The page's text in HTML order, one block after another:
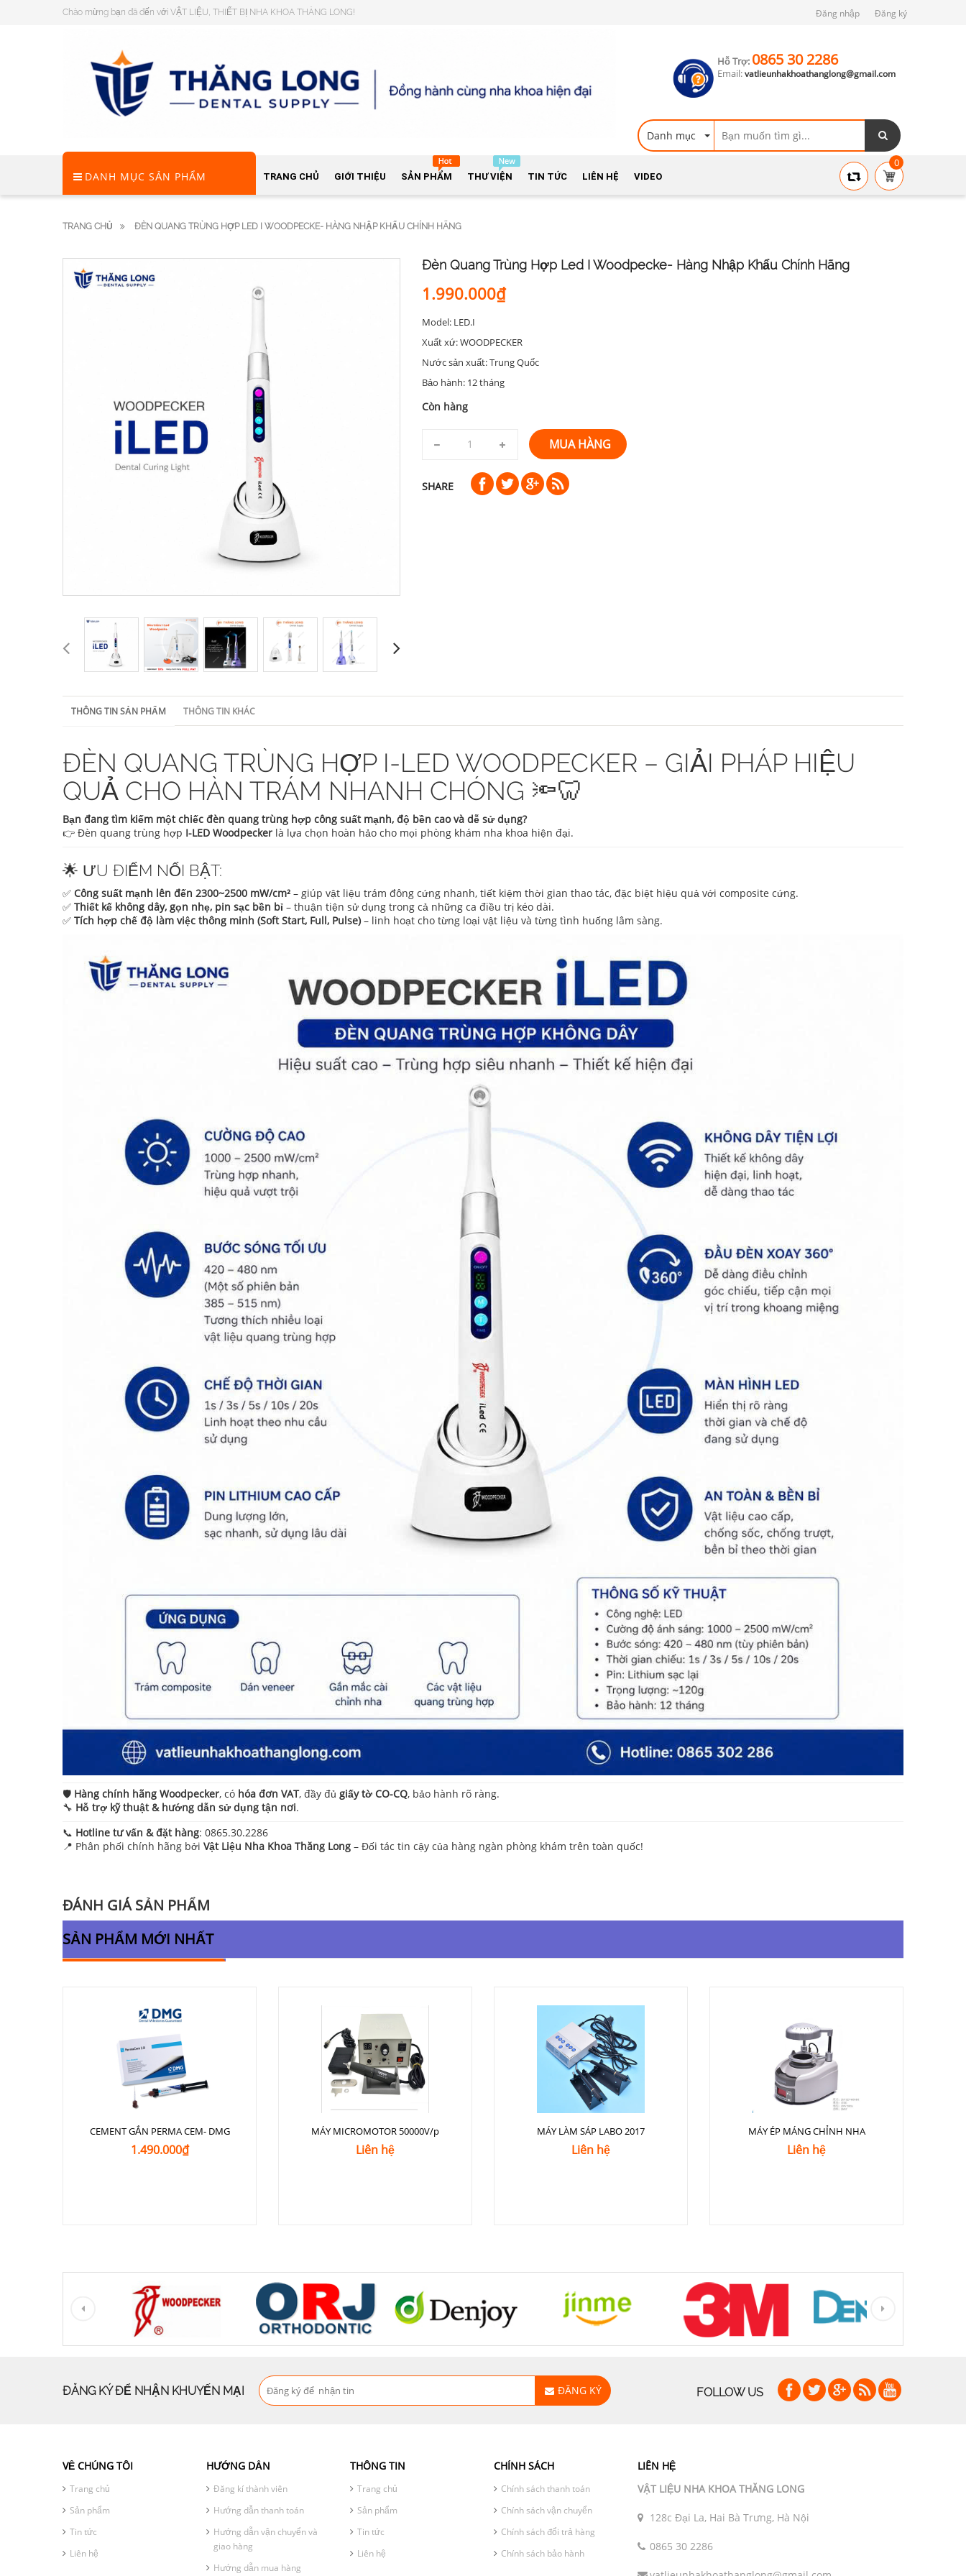
Chào mừng bạn đã đến với VẬT LIỆU, THIẾT BỊ NHA KHOA THĂNG LONG! Đăng nhập Đăng ký
Hỗ Trợ: 0865 30 2286
Email:vatlieunhakhoathanglong@gmail.com
Danh mục
DANH MỤC SẢN PHẨM TRANG CHỦ GIỚI THIỆU SẢN PHẨM THƯ VIỆN TIN TỨC LIÊN HỆ VIDEO
0
TRANG CHỦ ĐÈN QUANG TRÙNG HỢP LED I WOODPECKE- HÀNG NHẬP KHẨU CHÍNH HÃNG
Đèn Quang Trùng Hợp Led I Woodpecke- Hàng Nhập Khẩu Chính Hãng
1.990.000₫
Model: LED.I
Xuất xứ: WOODPECKER
Nước sản xuất: Trung Quốc
Bảo hành: 12 tháng
Còn hàng
MUA HÀNG
SHARE
THÔNG TIN SẢN PHẨM THÔNG TIN KHÁC
ĐÈN QUANG TRÙNG HỢP I-LED WOODPECKER – GIẢI PHÁP HIỆU
QUẢ CHO HÀN TRÁM NHANH CHÓNG 🔦🦷
Bạn đang tìm kiếm một chiếc đèn quang trùng hợp công suất mạnh, độ bền cao và dễ sử dụng?
👉 Đèn quang trùng hợp I-LED Woodpecker là lựa chọn hoàn hảo cho mọi phòng khám nha khoa hiện đại.
🌟 ƯU ĐIỂM NỔI BẬT:
✅ Công suất mạnh lên đến 2300~2500 mW/cm² – giúp vật liệu trám đông cứng nhanh, tiết kiệm thời gian thao tác, đặc biệt hiệu quả với composite cứng.
✅ Thiết kế không dây, gọn nhẹ, pin sạc bền bỉ – thuận tiện sử dụng trong cả những ca điều trị kéo dài.
✅ Tích hợp chế độ làm việc thông minh (Soft Start, Full, Pulse)– linh hoạt cho từng loại vật liệu và từng tình huống lâm sàng.
🛡️ Hàng chính hãng Woodpecker, có hóa đơn VAT, đầy đủ giấy tờ CO-CQ, bảo hành rõ ràng.
🔧 Hỗ trợ kỹ thuật & hướng dẫn sử dụng tận nơi.
📞 Hotline tư vấn & đặt hàng: 0865.30.2286
📍 Phân phối chính hãng bởi Vật Liệu Nha Khoa Thăng Long – Đối tác tin cậy của hàng ngàn phòng khám trên toàn quốc!
ĐÁNH GIÁ SẢN PHẨM
SẢN PHẨM MỚI NHẤT
CEMENT GẮN PERMA CEM- DMG
1.490.000₫
MÁY MICROMOTOR 50000V/p
Liên hệ
MÁY LÀM SÁP LABO 2017
Liên hệ
MÁY ÉP MÁNG CHỈNH NHA
Liên hệ
ĐĂNG KÝ ĐỂ NHẬN KHUYẾN MẠI ĐĂNG KÝ FOLLOW US
VỀ CHÚNG TÔI
Trang chủ
Sản phẩm
Tin tức
Liên hệ
HƯỚNG DẪN
Đăng kí thành viên
Hướng dẫn thanh toán
Hướng dẫn vận chuyển và
giao hàng
Hướng dẫn mua hàng
THÔNG TIN
Trang chủ
Sản phẩm
Tin tức
Liên hệ
CHÍNH SÁCH
Chính sách thanh toán
Chính sách vận chuyển
Chính sách đổi trả hàng
Chính sách bảo hành
LIÊN HỆ
VẬT LIỆU NHA KHOA THĂNG LONG
128c Đại La, Hai Bà Trưng, Hà Nội
0865 30 2286